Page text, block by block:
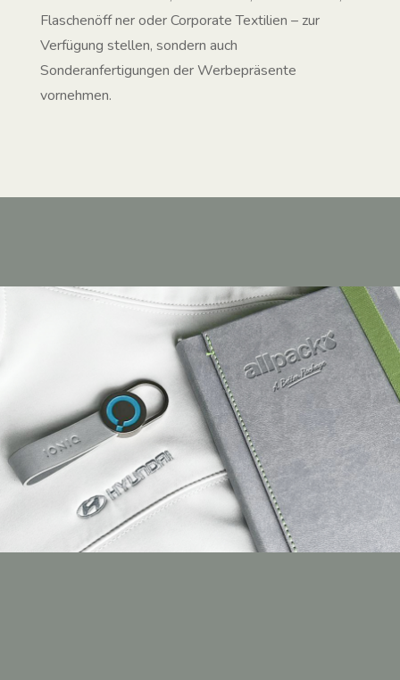
Flaschenöff ner oder Corporate Textilien – zur
Verfügung stellen, sondern auch
Sonderanfertigungen der Werbepräsente
vornehmen.